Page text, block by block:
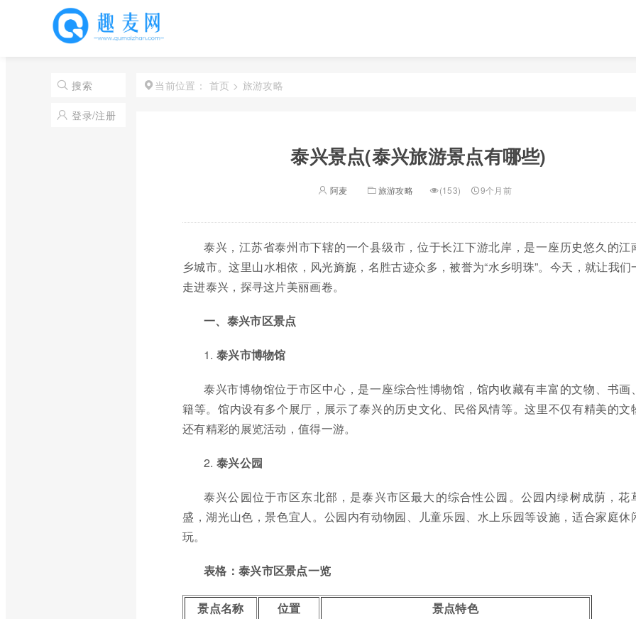
搜索
登录/注册
当前位置： 首页 > 旅游攻略
泰兴景点(泰兴旅游景点有哪些)
阿麦 旅游攻略 (153) 9个月前
泰兴，江苏省泰州市下辖的一个县级市，位于长江下游北岸，是一座历史悠久的江
乡城市。这里山水相依，风光旖旎，名胜古迹众多，被誉为“水乡明珠”。今天，就让我们
走进泰兴，探寻这片美丽画卷。
一、泰兴市区景点
1. 泰兴市博物馆
泰兴市博物馆位于市区中心，是一座综合性博物馆，馆内收藏有丰富的文物、书画
籍等。馆内设有多个展厅，展示了泰兴的历史文化、民俗风情等。这里不仅有精美的文
还有精彩的展览活动，值得一游。
2. 泰兴公园
泰兴公园位于市区东北部，是泰兴市区最大的综合性公园。公园内绿树成荫，花
盛，湖光山色，景色宜人。公园内有动物园、儿童乐园、水上乐园等设施，适合家庭休
玩。
表格：泰兴市区景点一览
景点名称 位置
景点特色